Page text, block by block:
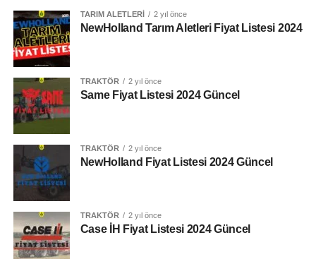
Vites Seçeneği
12 + 12
Silindir Hacmi
3 / 2,9 L
Kaldırma Kapasitesi
2700 Kg
Yakıt Deposu
Tork Rezervi
TARIM ALETLERI 2 yıl önce
NewHolland Tarım Aletleri Fiyat Listesi 2024
TRAKTÖR 2 yıl önce
Same Fiyat Listesi 2024 Güncel
TRAKTÖR 2 yıl önce
NewHolland Fiyat Listesi 2024 Güncel
TRAKTÖR 2 yıl önce
Case İH Fiyat Listesi 2024 Güncel